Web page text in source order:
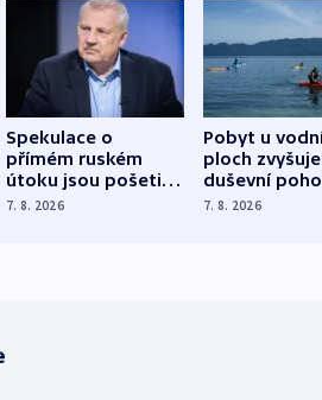
Spekulace o
přímém ruském
útoku jsou pošetilé,
míní estonský
7. 8. 2026
Pobyt u
ploch zvyšuje
duševní
ukázala
7. 8. 2026